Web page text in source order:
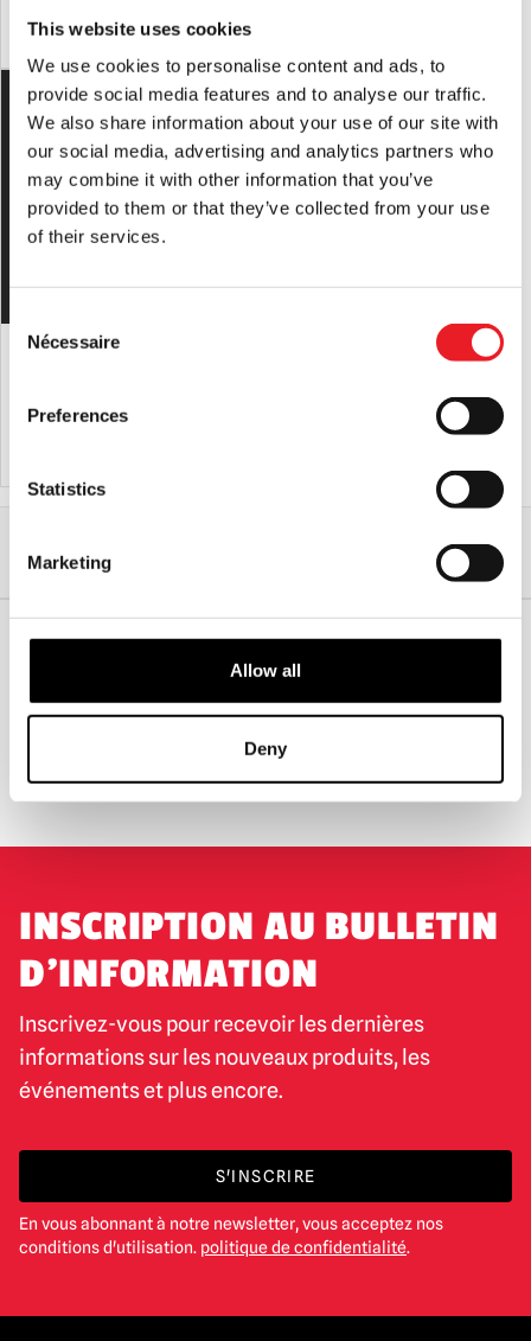
This website uses cookies
We use cookies to personalise content and ads, to
provide social media features and to analyse our traffic.
We also share information about your use of our site with
our social media, advertising and analytics partners who
may combine it with other information that you’ve
provided to them or that they’ve collected from your use
of their services.
Selection
Nécessaire
Preferences
Statistics
Marketing
Allow all
Deny
AJOUTER AU PANIER VOIR LE PRODUIT
"Demi-masque en silicone
Masques professionnels
Masque en fibre de verre Jack, rouge sang confit
ROYAUME-UNI
INSCRIPTION AU BULLETIN
D'INFORMATION
Inscrivez-vous pour recevoir les dernières
informations sur les nouveaux produits, les
événements et plus encore.
S'INSCRIRE
En vous abonnant à notre newsletter, vous acceptez nos
conditions d'utilisation. politique de confidentialité.